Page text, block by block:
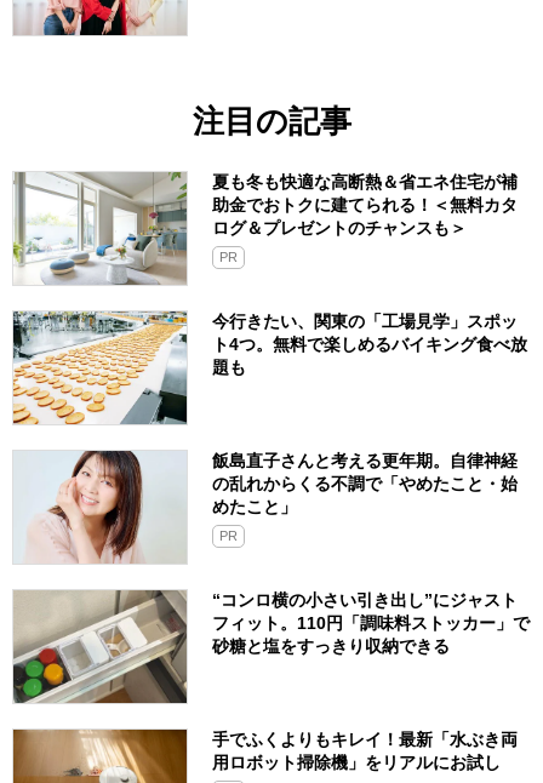
注目の記事
夏も冬も快適な高断熱＆省エネ住宅が補
助金でおトクに建てられる！＜無料カタ
ログ＆プレゼントのチャンスも＞
PR
今行きたい、関東の「工場見学」スポッ
ト4つ。無料で楽しめるバイキング食べ放
題も
飯島直子さんと考える更年期。自律神経
の乱れからくる不調で「やめたこと・始
めたこと」
PR
“コンロ横の小さい引き出し”にジャスト
フィット。110円「調味料ストッカー」で
砂糖と塩をすっきり収納できる
手でふくよりもキレイ！最新「水ぶき両
用ロボット掃除機」をリアルにお試し